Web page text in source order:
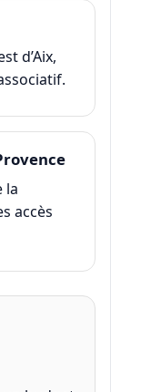
d’Aix,
la
accès